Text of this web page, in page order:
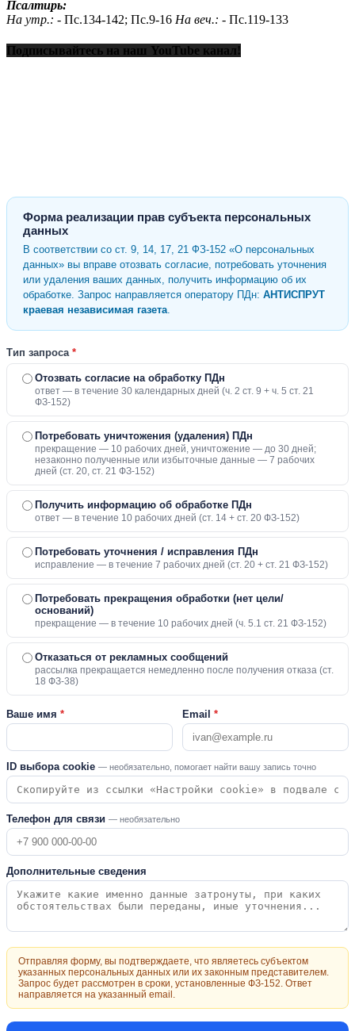
Псалтирь:
На утр.: - Пс.134-142; Пс.9-16 На веч.: - Пс.119-133
Подписывайтесь на наш YouTube канал!
Форма реализации прав субъекта персональных
данных
В соответствии со ст. 9, 14, 17, 21 ФЗ-152 «О персональных
данных» вы вправе отозвать согласие, потребовать уточнения
или удаления ваших данных, получить информацию об их
обработке. Запрос направляется оператору ПДн: АНТИСПРУТ
краевая независимая газета.
Тип запроса *
Отозвать согласие на обработку ПДн
ответ — в течение 30 календарных дней (ч. 2 ст. 9 + ч. 5 ст. 21
ФЗ-152)
Потребовать уничтожения (удаления) ПДн
прекращение — 10 рабочих дней, уничтожение — до 30 дней;
незаконно полученные или избыточные данные — 7 рабочих
дней (ст. 20, ст. 21 ФЗ-152)
Получить информацию об обработке ПДн
ответ — в течение 10 рабочих дней (ст. 14 + ст. 20 ФЗ-152)
Потребовать уточнения / исправления ПДн
исправление — в течение 7 рабочих дней (ст. 20 + ст. 21 ФЗ-152)
Потребовать прекращения обработки (нет цели/
оснований)
прекращение — в течение 10 рабочих дней (ч. 5.1 ст. 21 ФЗ-152)
Отказаться от рекламных сообщений
рассылка прекращается немедленно после получения отказа (ст.
18 ФЗ-38)
Ваше имя * Email *
ID выбора cookie — необязательно, помогает найти вашу запись точно
Телефон для связи — необязательно
Дополнительные сведения
Отправляя форму, вы подтверждаете, что являетесь субъектом
указанных персональных данных или их законным представителем.
Запрос будет рассмотрен в сроки, установленные ФЗ-152. Ответ
направляется на указанный email.